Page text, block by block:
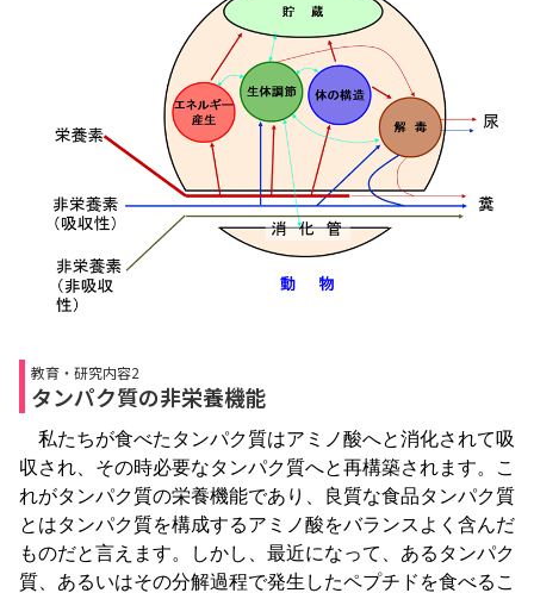
教育・研究内容2
タンパク質の非栄養機能
私たちが食べたタンパク質はアミノ酸へと消化されて吸
収され、その時必要なタンパク質へと再構築されます。こ
れがタンパク質の栄養機能であり、良質な食品タンパク質
とはタンパク質を構成するアミノ酸をバランスよく含んだ
ものだと言えます。しかし、最近になって、あるタンパク
質、あるいはその分解過程で発生したペプチドを食べるこ